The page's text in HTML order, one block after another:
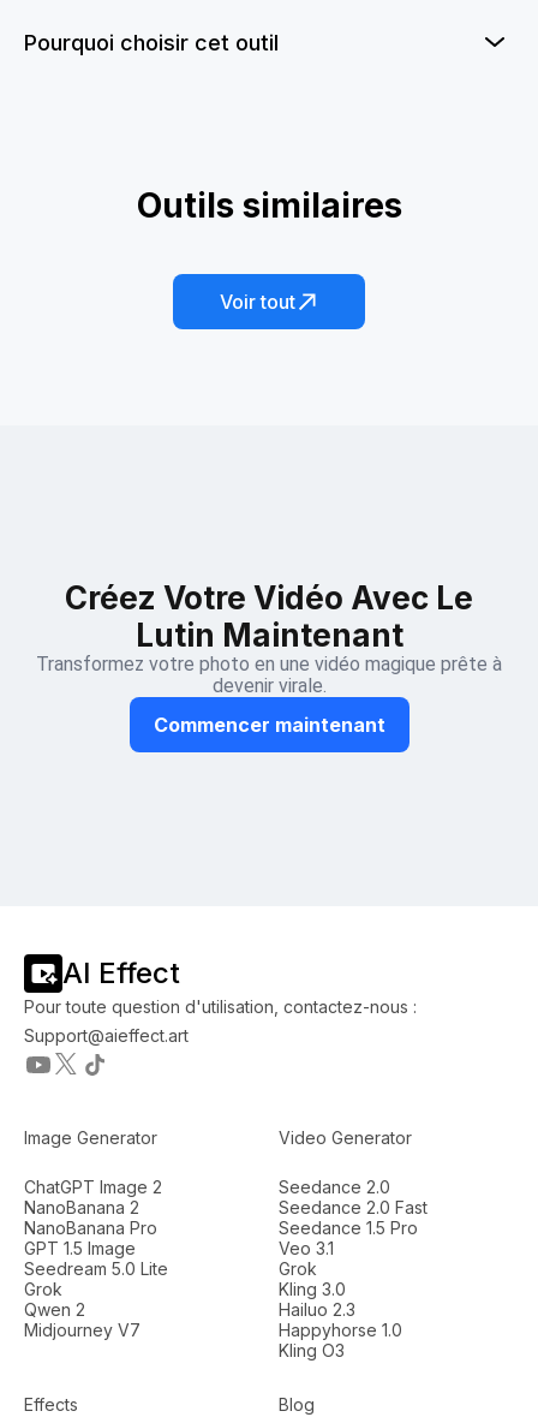
Pourquoi choisir cet outil
Outils similaires
Fureur en Miniature
Honey Bee Magic
Cache-Cache avec les Chatons
Voir tout
Créez Votre Vidéo Avec Le
Lutin Maintenant
Transformez votre photo en une vidéo magique prête à
devenir virale.
Commencer maintenant
AI Effect
Pour toute question d'utilisation, contactez-nous :
Support@aieffect.art
Image Generator
ChatGPT Image 2
NanoBanana 2
NanoBanana Pro
GPT 1.5 Image
Seedream 5.0 Lite
Grok
Qwen 2
Midjourney V7
Video Generator
Seedance 2.0
Seedance 2.0 Fast
Seedance 1.5 Pro
Veo 3.1
Grok
Kling 3.0
Hailuo 2.3
Happyhorse 1.0
Kling O3
Effects Blog